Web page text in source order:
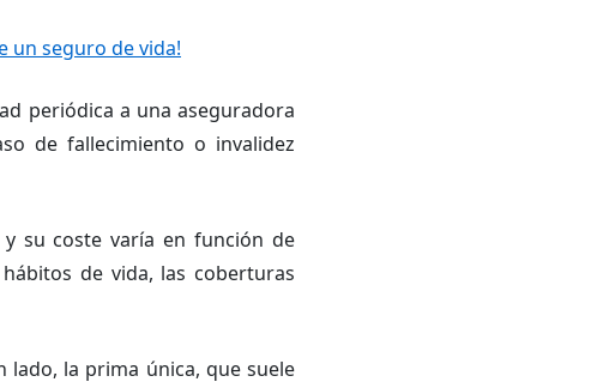
un seguro de vida!
periódica a una aseguradora
de fallecimiento o invalidez
su coste varía en función de
de vida, las coberturas
lado, la prima única, que suele